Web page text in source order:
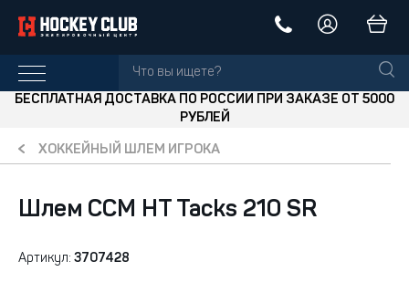
БЕСПЛАТНАЯ ДОСТАВКА ПО РОССИИ ПРИ ЗАКАЗЕ ОТ 5000
РУБЛЕЙ
ХОККЕЙНЫЙ ШЛЕМ ИГРОКА
Шлем CCM HT Tacks 210 SR
Артикул: 3707428